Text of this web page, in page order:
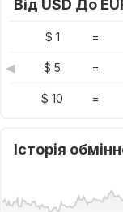
Від USD До
$ 1 =
$ 5 =
$ 10 =
◀
Історія